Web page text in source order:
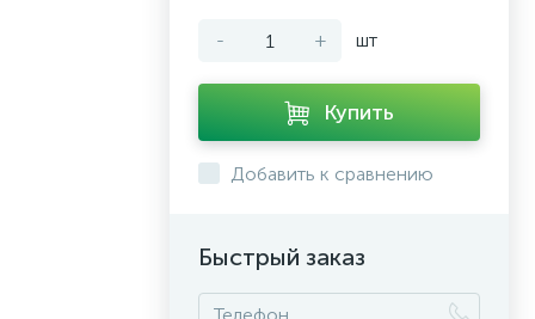
- + шт
Купить
Добавить к сравнению
Быстрый заказ